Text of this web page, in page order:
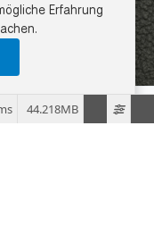
Compare
RECHTE VORBEHALTEN.
Erfahrung
44.218MB